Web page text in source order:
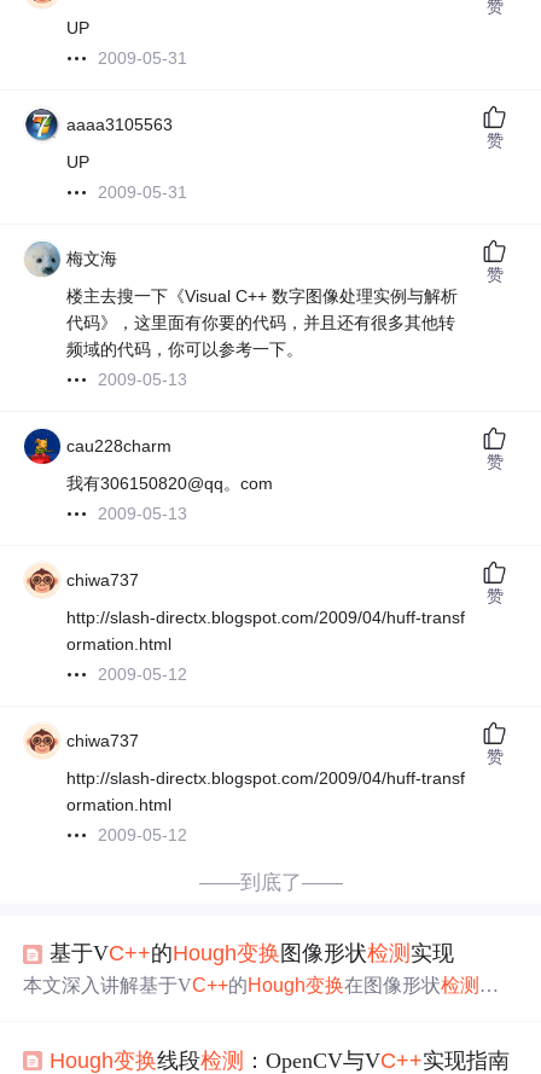
UP
2009-05-31
赞
aaaa3105563
UP
2009-05-31
赞
梅文海
楼主去搜一下《Visual C++ 数字图像处理实例与解析
代码》，这里面有你要的代码，并且还有很多其他转
频域的代码，你可以参考一下。
2009-05-13
赞
cau228charm
我有306150820@qq。com
2009-05-13
赞
chiwa737
http://slash-directx.blogspot.com/2009/04/huff-transf
ormation.html
2009-05-12
赞
chiwa737
http://slash-directx.blogspot.com/2009/04/huff-transf
ormation.html
2009-05-12
赞
——到底了——
基于VC++的Hough变换 图像形状检测 实现
本文深入讲解基于VC++的Hough变换在图像形状检测 中
程优化及工业级系统集成，帮助开发者构建稳定高效的直
Hough变换线段检测 ：OpenCV与VC++实现指南